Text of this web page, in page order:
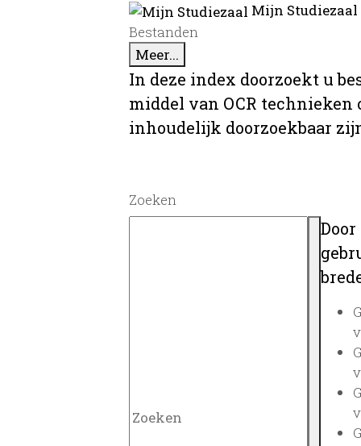
Mijn
Bestanden
Meer...
In deze index doorzoekt u
middel van OCR
inhoudelijk doorzoekbaar
Zoeken